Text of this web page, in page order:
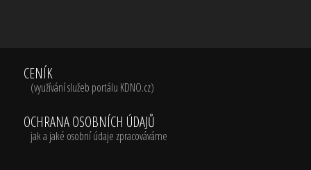
CENÍK
(využívání služeb portálu KDNO.cz)
OCHRANA OSOBNÍCH ÚDAJŮ
jak a jaké osobní údaje zpracováváme